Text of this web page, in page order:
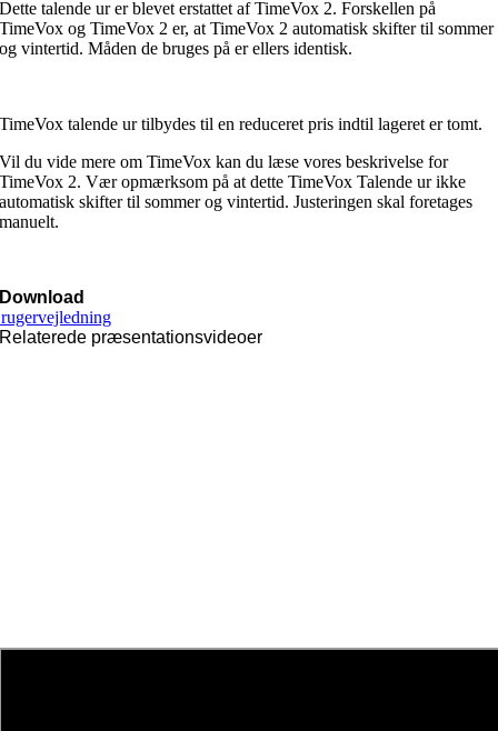
Dette talende ur er blevet erstattet af TimeVox 2. Forskellen på
TimeVox og TimeVox 2 er, at TimeVox 2 automatisk skifter til sommer
og vintertid. Måden de bruges på er ellers identisk.
TimeVox talende ur tilbydes til en reduceret pris indtil lageret er tomt.
Vil du vide mere om TimeVox kan du læse vores beskrivelse for
TimeVox 2. Vær opmærksom på at dette TimeVox Talende ur ikke
automatisk skifter til sommer og vintertid. Justeringen skal foretages
manuelt.
Download
Relaterede præsentationsvideoer